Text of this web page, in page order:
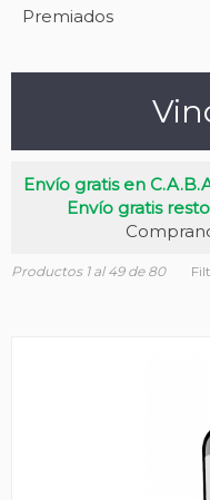
Premiados
Envío gratis en
Envío gratis
Productos 1 al 49 de 80